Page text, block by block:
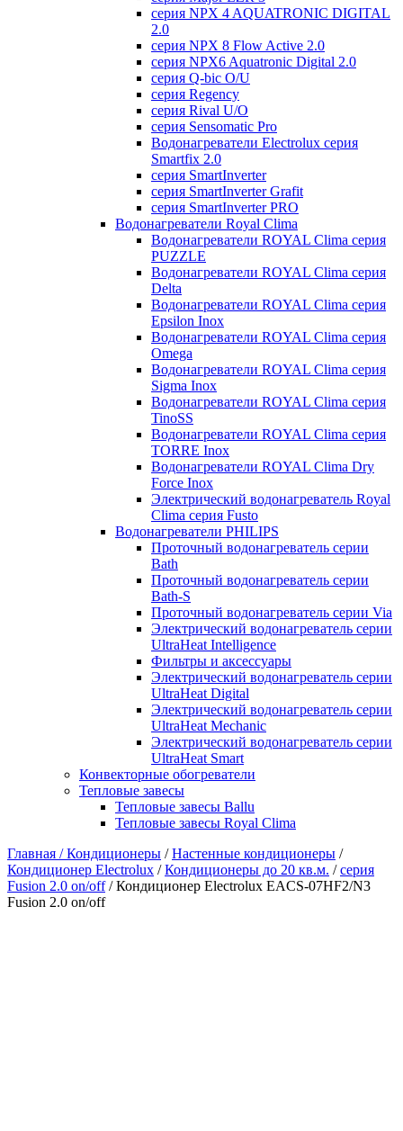
серия NPX 4 AQUATRONIC DIGITAL
2.0
серия NPX 8 Flow Active 2.0
серия NPX6 Aquatronic Digital 2.0
серия Q-bic O/U
серия Regency
серия Rival U/О
серия Sensomatic Pro
Водонагреватели Electrolux серия
Smartfix 2.0
серия SmartInverter
серия SmartInverter Grafit
серия SmartInverter PRO
Водонагреватели Royal Clima
Водонагреватели ROYAL Clima серия
PUZZLE
Водонагреватели ROYAL Clima серия
Delta
Водонагреватели ROYAL Clima серия
Epsilon Inox
Водонагреватели ROYAL Clima серия
Omega
Водонагреватели ROYAL Clima серия
Sigma Inox
Водонагреватели ROYAL Clima серия
TinoSS
Водонагреватели ROYAL Clima серия
TORRE Inox
Водонагреватели ROYAL Clima Dry
Force Inox
Электрический водонагреватель Royal
Clima серия Fusto
Водонагреватели PHILIPS
Проточный водонагреватель серии
Bath
Проточный водонагреватель серии
Bath-S
Проточный водонагреватель серии Via
Электрический водонагреватель серии
UltraHeat Intelligence
Фильтры и аксессуары
Электрический водонагреватель серии
UltraHeat Digital
Электрический водонагреватель серии
UltraHeat Mechanic
Электрический водонагреватель серии
UltraHeat Smart
Конвекторные обогреватели
Тепловые завесы
Тепловые завесы Ballu
Тепловые завесы Royal Clima
Главная /Кондиционеры /Настенные кондиционеры /
Кондиционер Electrolux /Кондиционеры до 20 кв.м. /серия
Fusion 2.0 on/off/ Кондиционер Electrolux EACS-07HF2/N3
Fusion 2.0 on/off